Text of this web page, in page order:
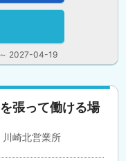
2027-04-19
張って働ける場
崎北営業所